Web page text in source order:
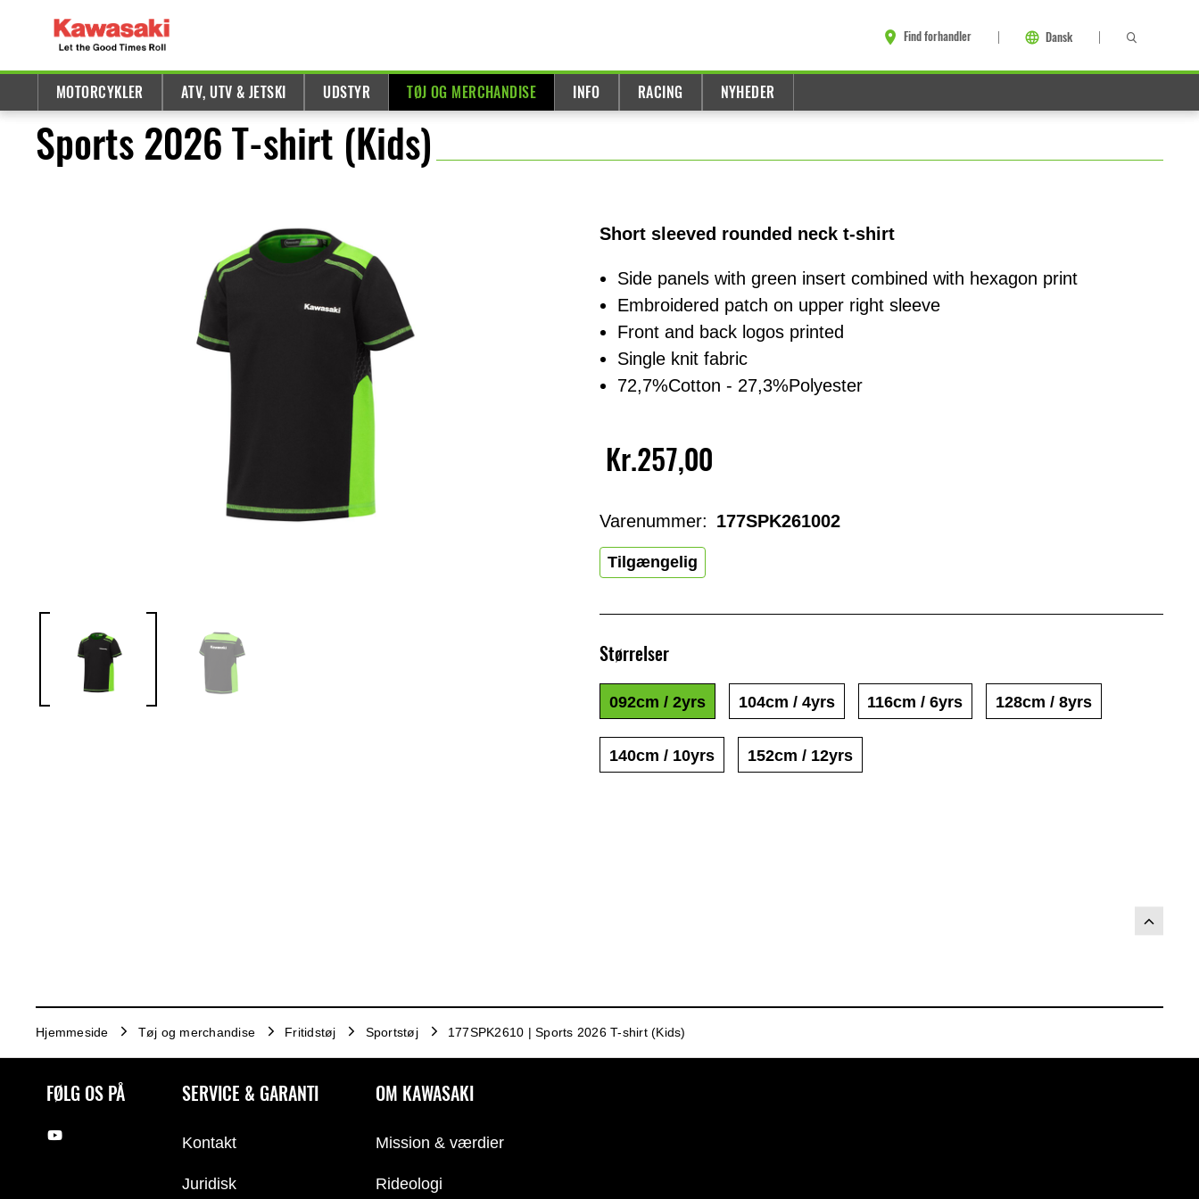
Find forhandler Dansk
MOTORCYKLER ATV, UTV & JETSKI UDSTYR TØJ OG MERCHANDISE INFO RACING NYHEDER
Sports 2026 T-shirt (Kids)
Short sleeved rounded neck t-shirt
Side panels with green insert combined with hexagon print
Embroidered patch on upper right sleeve
Front and back logos printed
Single knit fabric
72,7%Cotton - 27,3%Polyester
Kr.257,00
Tilgængelig
Størrelser
092cm / 2yrs 104cm / 4yrs 116cm / 6yrs 128cm / 8yrs
140cm / 10yrs 152cm / 12yrs
Varenummer: 177SPK261002
Hjemmeside Tøj og merchandise Fritidstøj Sportstøj 177SPK2610 | Sports 2026 T-shirt (Kids)
FØLG OS PÅ SERVICE & GARANTI
Kontakt
Juridisk
OM KAWASAKI
Mission & værdier
Rideologi